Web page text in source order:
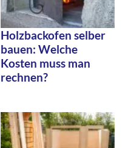
Holzbackofen selber
bauen: Welche
Kosten muss man
rechnen?